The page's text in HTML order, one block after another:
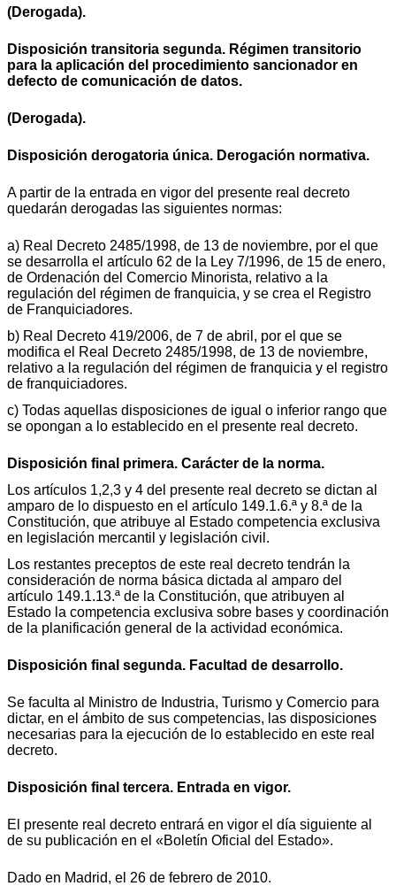
(Derogada).
Disposición transitoria segunda. Régimen transitorio
para la aplicación del procedimiento sancionador en
defecto de comunicación de datos.
(Derogada).
Disposición derogatoria única. Derogación normativa.
A partir de la entrada en vigor del presente real decreto
quedarán derogadas las siguientes normas:
a) Real Decreto 2485/1998, de 13 de noviembre, por el que
se desarrolla el artículo 62 de la Ley 7/1996, de 15 de enero,
de Ordenación del Comercio Minorista, relativo a la
regulación del régimen de franquicia, y se crea el Registro
de Franquiciadores.
b) Real Decreto 419/2006, de 7 de abril, por el que se
modifica el Real Decreto 2485/1998, de 13 de noviembre,
relativo a la regulación del régimen de franquicia y el registro
de franquiciadores.
c) Todas aquellas disposiciones de igual o inferior rango que
se opongan a lo establecido en el presente real decreto.
Disposición final primera. Carácter de la norma.
Los artículos 1,2,3 y 4 del presente real decreto se dictan al
amparo de lo dispuesto en el artículo 149.1.6.ª y 8.ª de la
Constitución, que atribuye al Estado competencia exclusiva
en legislación mercantil y legislación civil.
Los restantes preceptos de este real decreto tendrán la
consideración de norma básica dictada al amparo del
artículo 149.1.13.ª de la Constitución, que atribuyen al
Estado la competencia exclusiva sobre bases y coordinación
de la planificación general de la actividad económica.
Disposición final segunda. Facultad de desarrollo.
Se faculta al Ministro de Industria, Turismo y Comercio para
dictar, en el ámbito de sus competencias, las disposiciones
necesarias para la ejecución de lo establecido en este real
decreto.
Disposición final tercera. Entrada en vigor.
El presente real decreto entrará en vigor el día siguiente al
de su publicación en el «Boletín Oficial del Estado».
Dado en Madrid, el 26 de febrero de 2010.